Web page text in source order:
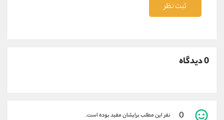
ثبت نظر
0 دیدگاه
0 نفر این مطلب برایشان مفید بوده است.